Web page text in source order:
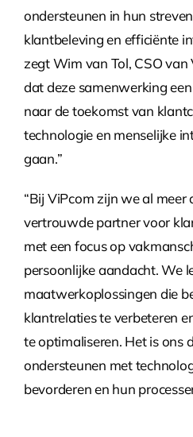
ondersteunen in hun
klantbeleving en efficiënte
zegt Wim van Tol, CSO van
dat deze samenwerking
naar de toekomst van
technologie en menselijke
gaan.”
“Bij ViPcom zijn we al meer
vertrouwde partner voor
met een focus op
persoonlijke aandacht. We
maatwerkoplossingen die
klantrelaties te verbeteren
te optimaliseren. Het is ons
ondersteunen met
bevorderen en hun